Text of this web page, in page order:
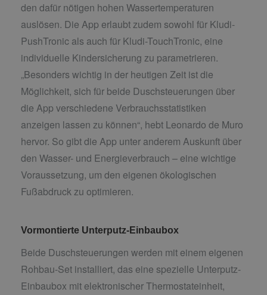
den dafür nötigen hohen Wassertemperaturen
auslösen. Die App erlaubt zudem sowohl für Kludi-
PushTronic als auch für Kludi-TouchTronic, eine
individuelle Kindersicherung zu parametrieren.
„Besonders wichtig in der heutigen Zeit ist die
Möglichkeit, sich für beide Duschsteuerungen über
die App verschiedene Verbrauchsstatistiken
anzeigen lassen zu können“, hebt Leonardo de Muro
hervor. So gibt die App unter anderem Auskunft über
den Wasser- und Energieverbrauch – eine wichtige
Voraussetzung, um den eigenen ökologischen
Fußabdruck zu optimieren.
Vormontierte Unterputz-Einbaubox
Beide Duschsteuerungen werden mit einem eigenen
Rohbau-Set installiert, das eine spezielle Unterputz-
Einbaubox mit elektronischer Thermostateinheit,